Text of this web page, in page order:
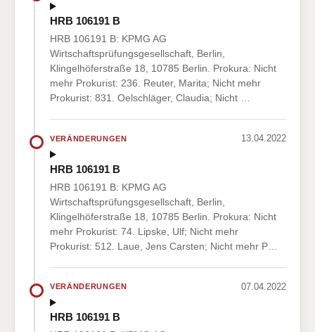
HRB 106191 B
HRB 106191 B: KPMG AG
Wirtschaftsprüfungsgesellschaft, Berlin,
Klingelhöferstraße 18, 10785 Berlin. Prokura: Nicht
mehr Prokurist: 236. Reuter, Marita; Nicht mehr
Prokurist: 831. Oelschläger, Claudia; Nicht …
VERÄNDERUNGEN 13.04.2022
HRB 106191 B
HRB 106191 B: KPMG AG
Wirtschaftsprüfungsgesellschaft, Berlin,
Klingelhöferstraße 18, 10785 Berlin. Prokura: Nicht
mehr Prokurist: 74. Lipske, Ulf; Nicht mehr
Prokurist: 512. Laue, Jens Carsten; Nicht mehr P…
VERÄNDERUNGEN 07.04.2022
HRB 106191 B